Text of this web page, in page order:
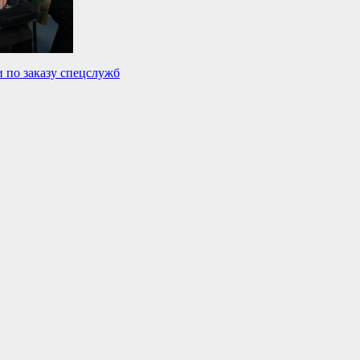
заказу спецслужб